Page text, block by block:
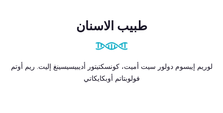
طبيب الاسنان
لوريم إيبسوم دولور سيت أميت، كونسكتيتور أديبيسيسينغ إليت. ريم أوتم
فولوبتاتم أوبكايكاتي